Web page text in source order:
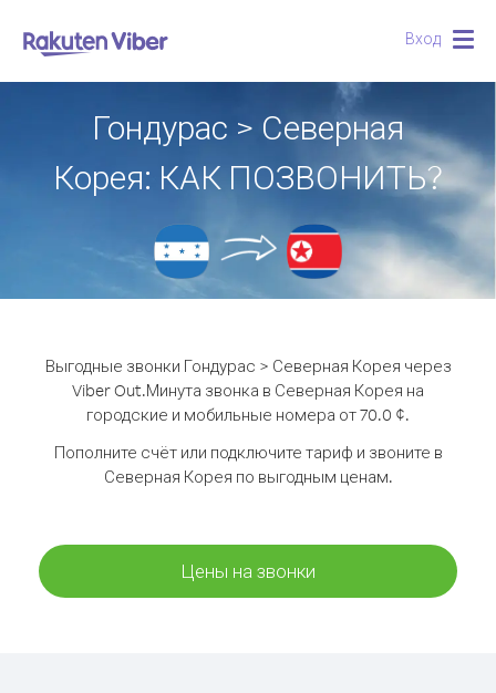
Вход
Гондурас > Северная
Корея: КАК ПОЗВОНИТЬ?
Выгодные звонки Гондурас > Северная Корея через
Viber Out.Минута звонка в Северная Корея на
городские и мобильные номера от 70.0 ¢.
Пополните счёт или подключите тариф и звоните в
Северная Корея по выгодным ценам.
Цены на звонки